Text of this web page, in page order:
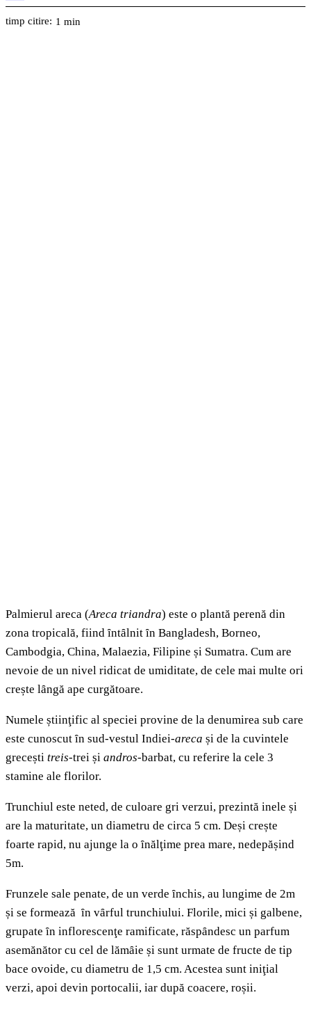
timp citire: 1 min
Palmierul areca (Areca triandra) este o plantă perenă din
zona tropicală, fiind ȋntȃlnit ȋn Bangladesh, Borneo,
Cambodgia, China, Malaezia, Filipine și Sumatra. Cum are
nevoie de un nivel ridicat de umiditate, de cele mai multe ori
crește lȃngă ape curgătoare.
Numele știinţific al speciei provine de la denumirea sub care
este cunoscut ȋn sud-vestul Indiei-areca și de la cuvintele
grecești treis-trei și andros-barbat, cu referire la cele 3
stamine ale florilor.
Trunchiul este neted, de culoare gri verzui, prezintă inele și
are la maturitate, un diametru de circa 5 cm. Deși crește
foarte rapid, nu ajunge la o ȋnălţime prea mare, nedepășind
5m.
Frunzele sale penate, de un verde ȋnchis, au lungime de 2m
și se formează ȋn vȃrful trunchiului. Florile, mici și galbene,
grupate ȋn inflorescenţe ramificate, răspȃndesc un parfum
asemănător cu cel de lămȃie și sunt urmate de fructe de tip
bace ovoide, cu diametru de 1,5 cm. Acestea sunt iniţial
verzi, apoi devin portocalii, iar după coacere, roșii.